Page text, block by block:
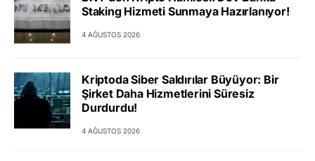
Staking Hizmeti Sunmaya Hazırlanıyor!
4 AĞUSTOS 2026
Kriptoda Siber Saldırılar Büyüyor: Bir
Şirket Daha Hizmetlerini Süresiz
Durdurdu!
4 AĞUSTOS 2026